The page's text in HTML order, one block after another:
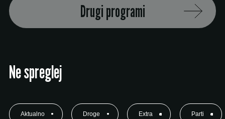
Drugi programi
Ne spreglej
Aktualno Droge Extra Parti